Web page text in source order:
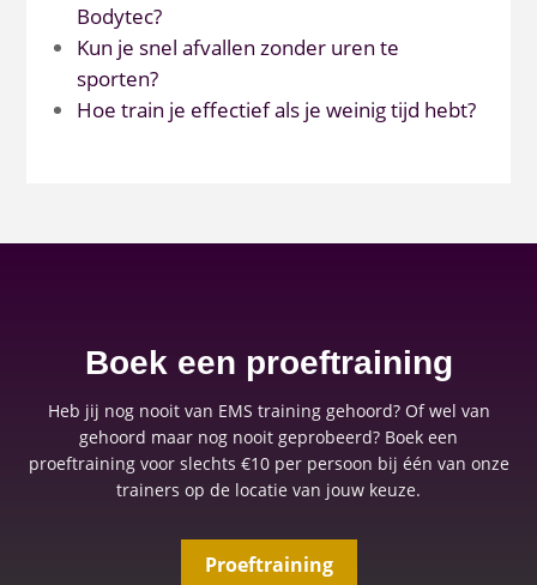
Bodytec?
Kun je snel afvallen zonder uren te
sporten?
Hoe train je effectief als je weinig tijd hebt?
Boek een proeftraining
Heb jij nog nooit van EMS training gehoord? Of wel van
gehoord maar nog nooit geprobeerd? Boek een
proeftraining voor slechts €10 per persoon bij één van onze
trainers op de locatie van jouw keuze.
Proeftraining